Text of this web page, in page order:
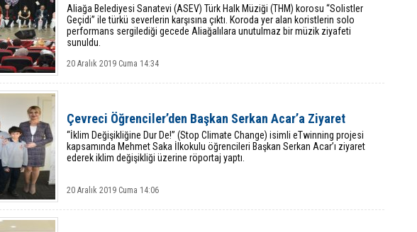
Aliağa Belediyesi Sanatevi (ASEV) Türk Halk Müziği (THM) korosu “Solistler
Geçidi” ile türkü severlerin karşısına çıktı. Koroda yer alan koristlerin solo
performans sergilediği gecede Aliağalılara unutulmaz bir müzik ziyafeti
sunuldu.
20 Aralık 2019 Cuma 14:34
Çevreci Öğrenciler’den Başkan Serkan Acar’a Ziyaret
“İklim Değişikliğine Dur De!” (Stop Climate Change) isimli eTwinning projesi
kapsamında Mehmet Saka İlkokulu öğrencileri Başkan Serkan Acar’ı ziyaret
ederek iklim değişikliği üzerine röportaj yaptı.
20 Aralık 2019 Cuma 14:06